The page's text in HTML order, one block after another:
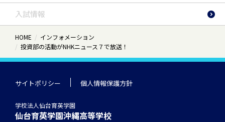
入試情報
HOME
インフォメーション
投資部の活動がNHKニュース７で放送！
サイトポリシー 個人情報保護方針
学校法人仙台育英学園
仙台育英学園沖縄高等学校